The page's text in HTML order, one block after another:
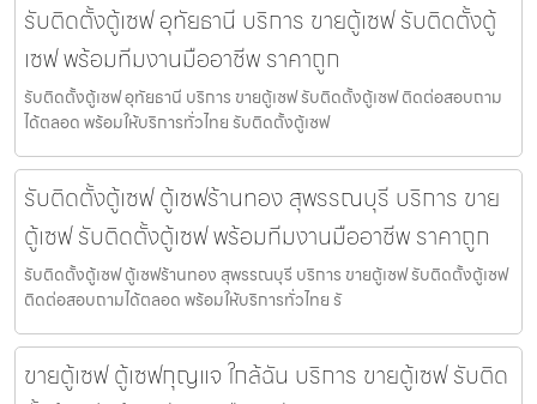
รับติดตั้งตู้เซฟ อุทัยธานี บริการ ขายตู้เซฟ รับติดตั้งตู้
เซฟ พร้อมทีมงานมืออาชีพ ราคาถูก
รับติดตั้งตู้เซฟ อุทัยธานี บริการ ขายตู้เซฟ รับติดตั้งตู้เซฟ ติดต่อสอบถาม
ได้ตลอด พร้อมให้บริการทั่วไทย รับติดตั้งตู้เซฟ
รับติดตั้งตู้เซฟ ตู้เซฟร้านทอง สุพรรณบุรี บริการ ขาย
ตู้เซฟ รับติดตั้งตู้เซฟ พร้อมทีมงานมืออาชีพ ราคาถูก
รับติดตั้งตู้เซฟ ตู้เซฟร้านทอง สุพรรณบุรี บริการ ขายตู้เซฟ รับติดตั้งตู้เซฟ
ติดต่อสอบถามได้ตลอด พร้อมให้บริการทั่วไทย รั
ขายตู้เซฟ ตู้เซฟกุญแจ ใกล้ฉัน บริการ ขายตู้เซฟ รับติด